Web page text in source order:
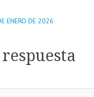
ENERO DE 2026